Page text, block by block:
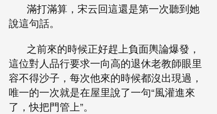
滿打滿算，宋云回這還是第一次聽到她
說這句話。
之前來的時候正好趕上負面輿論爆發，
這位對人品行要求一向高的退休老教師眼里
容不得沙子，每次他來的時候都沒出現過，
唯一的一次就是在屋里說了一句“風灌進來
了，快把門管上”。